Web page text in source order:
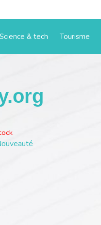
Science & tech Tourisme